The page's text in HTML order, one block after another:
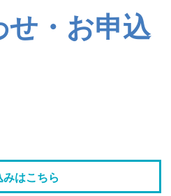
・お申込
みはこちら